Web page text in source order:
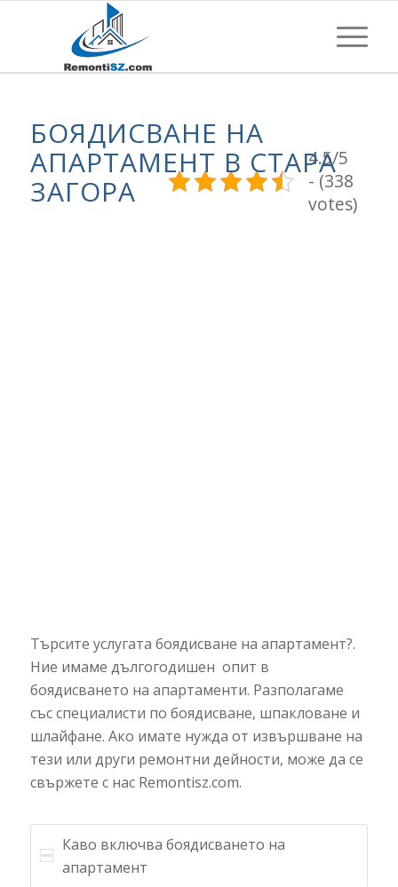
БОЯДИСВАНЕ НА
АПАРТАМЕНТ В СТАРА
ЗАГОРА
Търсите услугата боядисване на апартамент?.
Ние имаме дългогодишен опит в
боядисването на апартаменти. Разполагаме
със специалисти по боядисване, шпакловане и
шлайфане. Ако имате нужда от извършване на
тези или други ремонтни дейности, може да се
свържете с нас Remontisz.com.
Каво включва боядисването на
апартамент
4.5/5
- (338
votes)